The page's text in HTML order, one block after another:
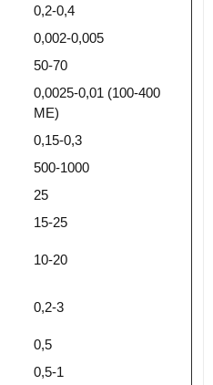
0,2-0,4
0,002-0,005
50-70
0,0025-0,01 (100-400
МЕ)
0,15-0,3
500-1000
25
15-25
10-20
0,2-3
0,5
0,5-1